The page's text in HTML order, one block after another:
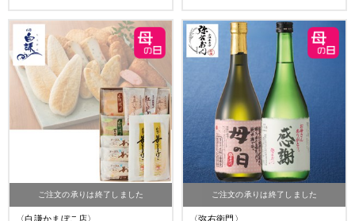
ご注文の承りは終了しました ご注文の承りは終了しました